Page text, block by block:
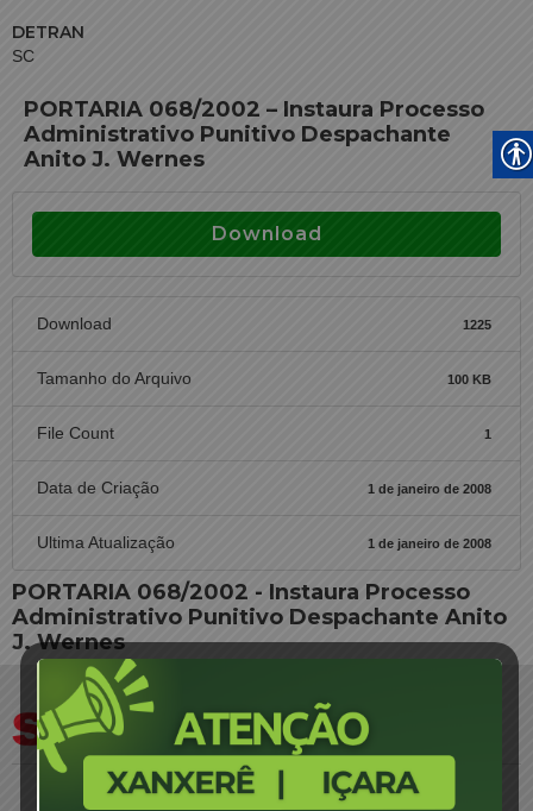
DETRAN
SC
PORTARIA 068/2002 – Instaura Processo
Administrativo Punitivo Despachante
Anito J. Wernes
Download
Download 1225
Tamanho do Arquivo 100 KB
File Count 1
Data de Criação 1 de janeiro de 2008
Ultima Atualização 1 de janeiro de 2008
PORTARIA 068/2002 - Instaura Processo
Administrativo Punitivo Despachante Anito
J. Wernes